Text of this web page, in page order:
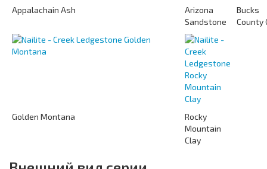
Appalachain Ash
Arizona
Sandstone
Bucks
County
Golden Montana
Rocky
Mountain
Clay